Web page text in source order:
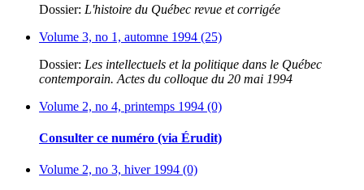
Dossier: L'histoire du Québec revue et corrigée
Volume 3, no 1, automne 1994 (25)
Dossier: Les intellectuels et la politique dans le Québec
contemporain. Actes du colloque du 20 mai 1994
Volume 2, no 4, printemps 1994 (0)
Consulter ce numéro (via Érudit)
Volume 2, no 3, hiver 1994 (0)